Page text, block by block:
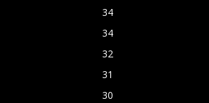
34
34
32
31
30